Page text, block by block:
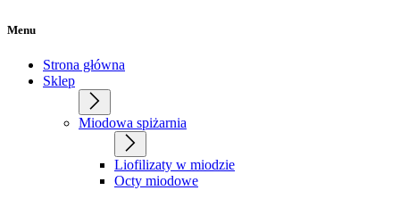
Menu
Strona główna
Sklep
Miodowa spiżarnia
Liofilizaty w miodzie
Octy miodowe